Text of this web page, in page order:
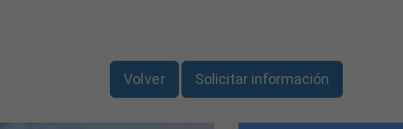
Volver Solicitar información